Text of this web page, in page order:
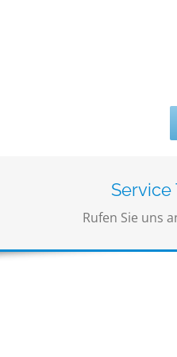
Service
Rufen Sie uns